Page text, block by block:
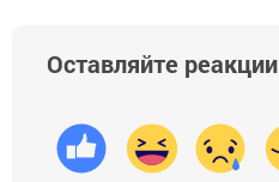
Оставляйте реакции